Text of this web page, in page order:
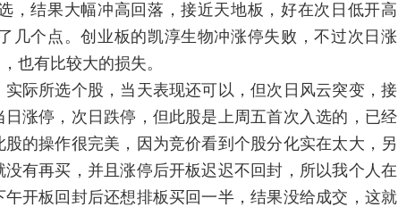
，结果大幅冲高回落，接近天地板，好在次日低开高
几个点。创业板的凯淳生物冲涨停失败，不过次日涨
也有比较大的损失。
所选个股，当天表现还可以，但次日风云突变，接
涨停，次日跌停，但此股是上周五首次入选的，已经
的操作很完美，因为竞价看到个股分化实在太大，另
有再买，并且涨停后开板迟迟不回封，所以我个人在
开板回封后还想排板买回一半，结果没给成交，这就